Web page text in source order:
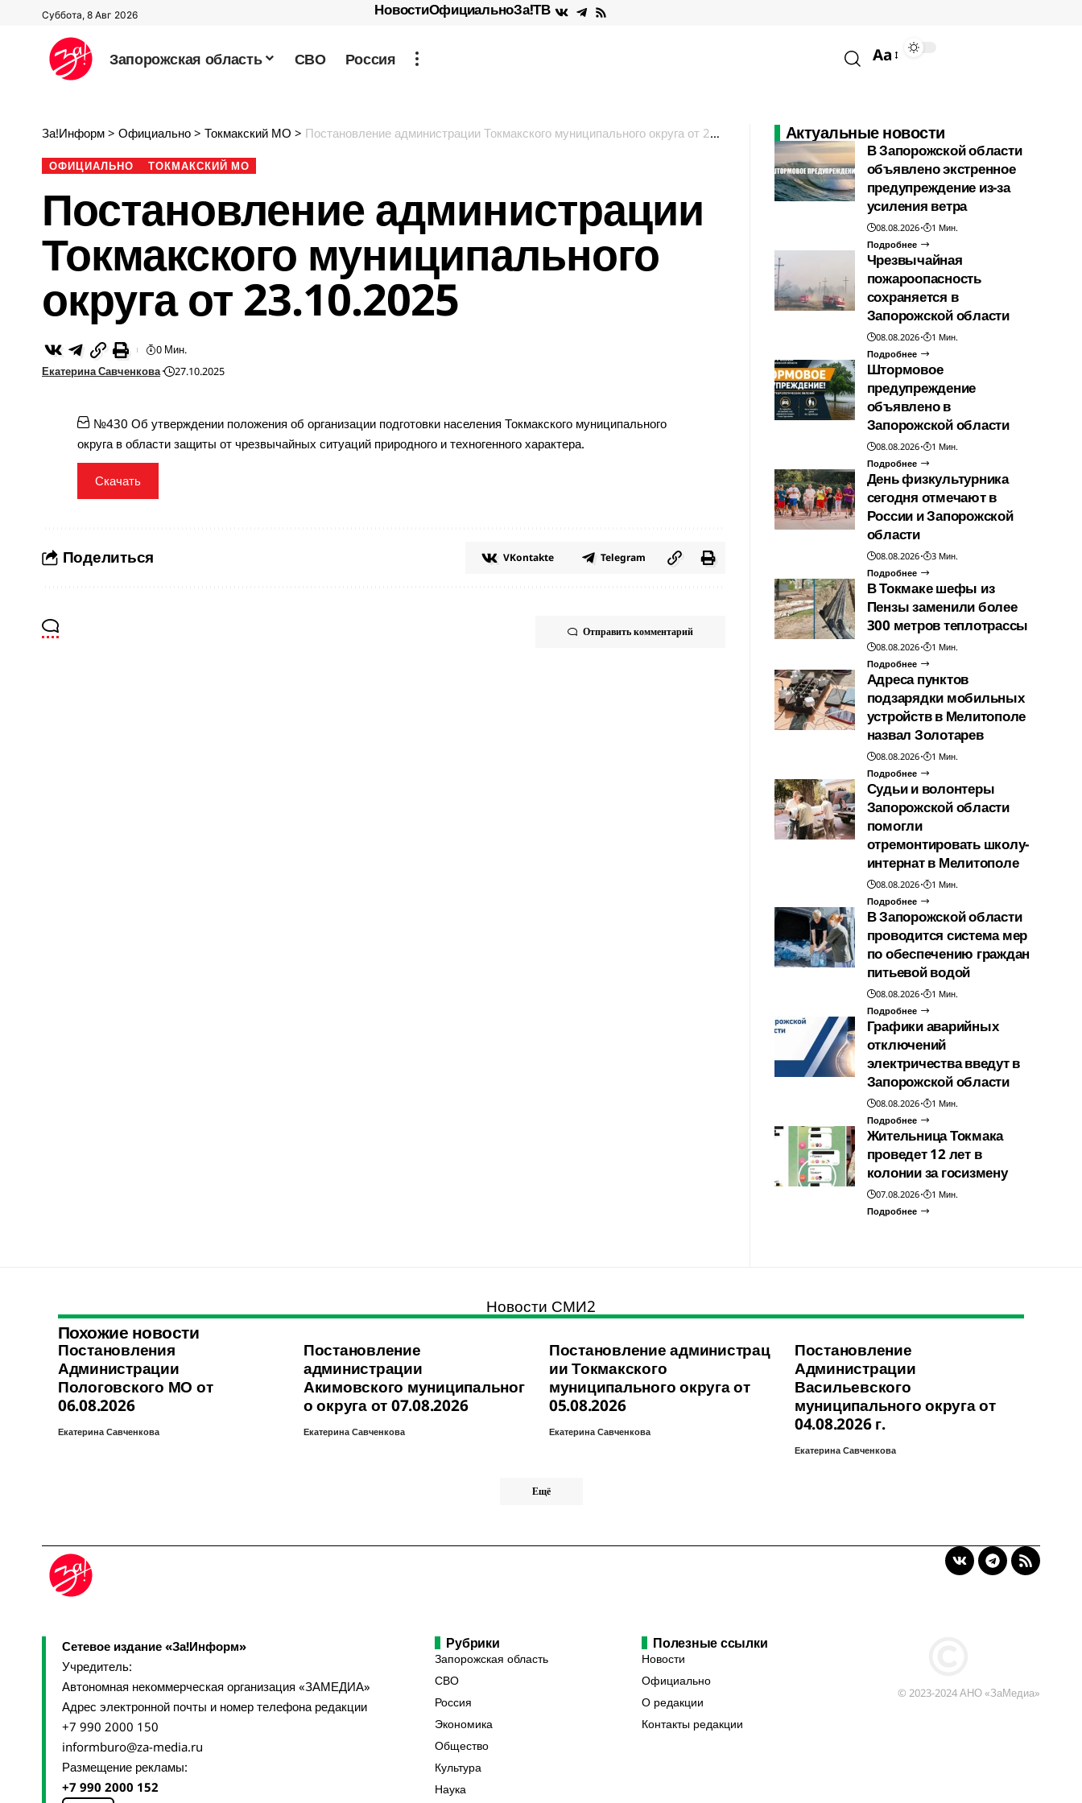
Суббота, 8 Авг 2026 НовостиОфициальноЗа!ТВ
Запорожская область СВО Россия Aa
За!Информ > Официально > Токмакский МО > Постановление администрации Токмакского муниципального округа от 23.10.2025
ОФИЦИАЛЬНО ТОКМАКСКИЙ МО
Постановление администрации
Токмакского муниципального
округа от 23.10.2025
Екатерина Савченкова 27.10.2025
0 Мин.
№430 Об утверждении положения об организации подготовки населения Токмакского муниципального
округа в области защиты от чрезвычайных ситуаций природного и техногенного характера.
Скачать
Поделиться VKontakte Telegram
Отправить комментарий
Актуальные новости
В Запорожской области
объявлено экстренное
предупреждение из-за
усиления ветра
08.08.2026
1 Мин.
Подробнее
Чрезвычайная
пожароопасность
сохраняется в
Запорожской области
08.08.2026
1 Мин.
Подробнее
Штормовое
предупреждение
объявлено в
Запорожской области
08.08.2026
1 Мин.
Подробнее
День физкультурника
сегодня отмечают в
России и Запорожской
области
08.08.2026
3 Мин.
Подробнее
В Токмаке шефы из
Пензы заменили более
300 метров теплотрассы
08.08.2026
1 Мин.
Подробнее
Адреса пунктов
подзарядки мобильных
устройств в Мелитополе
назвал Золотарев
08.08.2026
1 Мин.
Подробнее
Судьи и волонтеры
Запорожской области
помогли
отремонтировать школу-
интернат в Мелитополе
08.08.2026
1 Мин.
Подробнее
В Запорожской области
проводится система мер
по обеспечению граждан
питьевой водой
08.08.2026
1 Мин.
Подробнее
Графики аварийных
отключений
электричества введут в
Запорожской области
08.08.2026
1 Мин.
Подробнее
Жительница Токмака
проведет 12 лет в
колонии за госизмену
07.08.2026
1 Мин.
Подробнее
Новости СМИ2
Похожие новости
Постановления
Администрации
Пологовского МО от
06.08.2026
Екатерина Савченкова
Постановление
администрации
Акимовского муниципальног
о округа от 07.08.2026
Екатерина Савченкова
Постановление администрац
ии Токмакского
муниципального округа от
05.08.2026
Екатерина Савченкова
Постановление
Администрации
Васильевского
муниципального округа от
04.08.2026 г.
Екатерина Савченкова
Ещё
Сетевое издание «За!Информ»
Учредитель:
Автономная некоммерческая организация «ЗАМЕДИА»
Адрес электронной почты и номер телефона редакции
+7 990 2000 150
informburo@za-media.ru
Размещение рекламы:
+7 990 2000 152
Рубрики
Запорожская область
СВО
Россия
Экономика
Общество
Культура
Наука
Полезные ссылки
Новости
Официально
О редакции
Контакты редакции
© 2023-2024 АНО «ЗаМедиа»